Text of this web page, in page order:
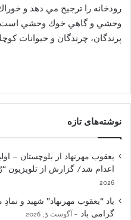
رودخانه را ترجيح مي دهد و
وحشي و گاهي خوك وحشي است
پرندگان، چرندگان و حيوانات
نوشته‌های تازه
یعقوب مهرنهاد از بلوچستان –
اعدام شد/ گزارش از تلویزیون
2026
یاد “یعقوب مهرنهاد” شهید و
گرامی باد
آگوست 3, 2026